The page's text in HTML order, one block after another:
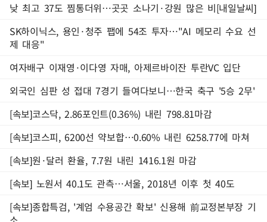
낮 최고 37도 찜통더위…곳곳 소나기·강원 많은 비[내일날씨]
SK하이닉스, 용인·청주 팹에 54조 투자…"AI 메모리 수요 선
제 대응"
여자배구 이재영·이다영 자매, 아제르바이잔 투란VC 입단
외국인 심판 성 접대 7경기 들여다보니…한국 축구 '5승 2무'
[속보]코스닥, 2.86포인트(0.36%) 내린 798.81마감
[속보]코스피, 6200선 약보합…0.60% 내린 6258.77에 마쳐
[속보]원·달러 환율, 7.7원 내린 1416.1원 마감
[속보] 노원서 40.1도 관측…서울, 2018년 이후 첫 40도
[속보]종합특검, '계엄 수용공간 확보' 신용해 前교정본부장 기